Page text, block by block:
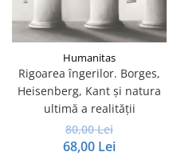
Humanitas
Rigoarea îngerilor. Borges,
Heisenberg, Kant şi natura
ultimă a realităţii
80,00 Lei
68,00 Lei